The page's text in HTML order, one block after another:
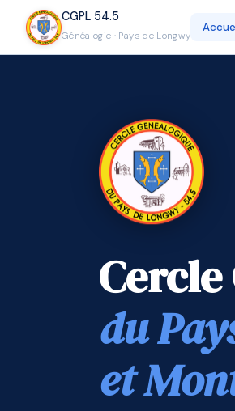
CGPL 54.5
Généalogie · Pays de Longwy
du
et